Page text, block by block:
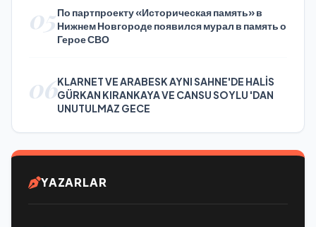
05По партпроекту «Историческая память» в
Нижнем Новгороде появился мурал в память о
Герое СВО
06KLARNET VE ARABESK AYNI SAHNE'DE HALİS
GÜRKAN KIRANKAYA VE CANSU SOYLU 'DAN
UNUTULMAZ GECE
YAZARLAR